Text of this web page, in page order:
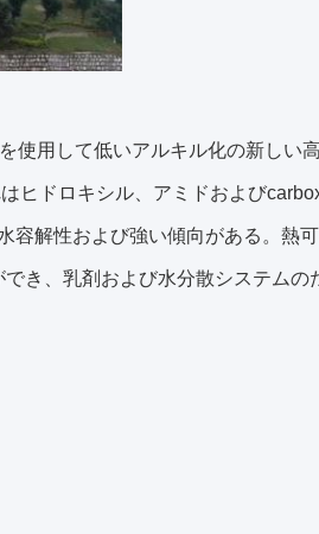
使用して低いアルキル化の新しい
ヒドロキシル、アミドおよび
容解性および強い傾向がある。熱
き、乳剤および水分散システムの